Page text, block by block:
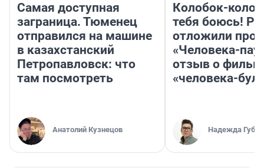
Самая доступная
заграница. Тюменец
отправился на машине
в казахстанский
Петропавловск: что
там посмотреть
Анатолий Кузнецов
Колобок-
тебя боюсь!
отложили
«Человека-
отзыв о
«человека-
Надежда